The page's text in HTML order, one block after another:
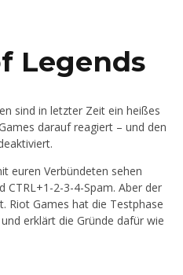
Legends
sind in letzter Zeit ein heißes
darauf reagiert – und den
euren Verbündeten sehen
CTRL+1-2-3-4-Spam. Aber der
Riot Games hat die Testphase
erklärt die Gründe dafür wie